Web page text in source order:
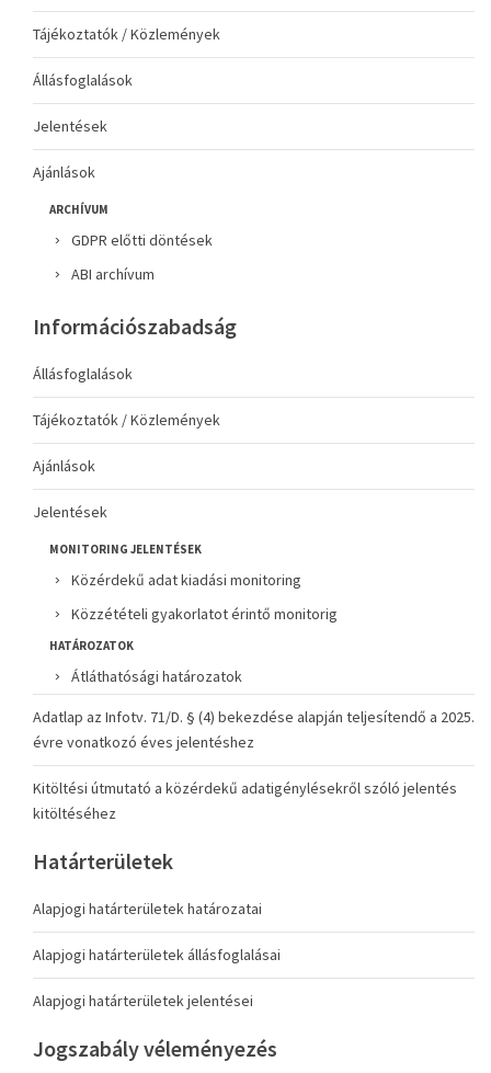
Tájékoztatók / Közlemények
Állásfoglalások
Jelentések
Ajánlások
ARCHÍVUM
GDPR előtti döntések
ABI archívum
Információszabadság
Állásfoglalások
Tájékoztatók / Közlemények
Ajánlások
Jelentések
MONITORING JELENTÉSEK
Közérdekű adat kiadási monitoring
Közzétételi gyakorlatot érintő monitorig
HATÁROZATOK
Átláthatósági határozatok
Adatlap az Infotv. 71/D. § (4) bekezdése alapján teljesítendő a 2025.
évre vonatkozó éves jelentéshez
Kitöltési útmutató a közérdekű adatigénylésekről szóló jelentés
kitöltéséhez
Határterületek
Alapjogi határterületek határozatai
Alapjogi határterületek állásfoglalásai
Alapjogi határterületek jelentései
Jogszabály véleményezés